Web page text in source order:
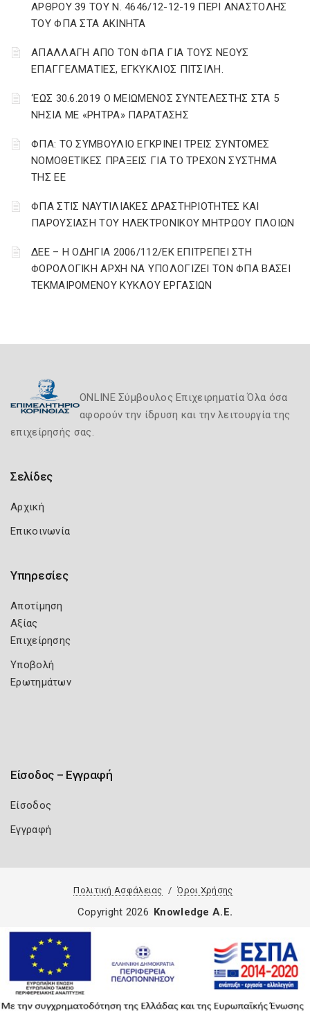
ΑΡΘΡΟΥ 39 ΤΟΥ Ν. 4646/12-12-19 ΠΕΡΙ ΑΝΑΣΤΟΛΗΣ
ΤΟΥ ΦΠΑ ΣΤΑ ΑΚΙΝΗΤΑ
ΑΠΑΛΛΑΓΗ ΑΠΟ ΤΟΝ ΦΠΑ ΓΙΑ ΤΟΥΣ ΝΕΟΥΣ
ΕΠΑΓΓΕΛΜΑΤΙΕΣ, ΕΓΚΥΚΛΙΟΣ ΠΙΤΣΙΛΗ.
‘ΕΩΣ 30.6.2019 Ο ΜΕΙΩΜΕΝΟΣ ΣΥΝΤΕΛΕΣΤΗΣ ΣΤΑ 5
ΝΗΣΙΑ ΜΕ «ΡΗΤΡΑ» ΠΑΡΑΤΑΣΗΣ
ΦΠΑ: ΤΟ ΣΥΜΒΟΥΛΙΟ ΕΓΚΡΙΝΕΙ ΤΡΕΙΣ ΣΥΝΤΟΜΕΣ
ΝΟΜΟΘΕΤΙΚΕΣ ΠΡΑΞΕΙΣ ΓΙΑ ΤΟ ΤΡΕΧΟΝ ΣΥΣΤΗΜΑ
ΤΗΣ ΕΕ
ΦΠΑ ΣΤΙΣ ΝΑΥΤΙΛΙΑΚΕΣ ΔΡΑΣΤΗΡΙΟΤΗΤΕΣ ΚΑΙ
ΠΑΡΟΥΣΙΑΣΗ ΤΟΥ ΗΛΕΚΤΡΟΝΙΚΟΥ ΜΗΤΡΩΟΥ ΠΛΟΙΩΝ
ΔΕΕ – Η ΟΔΗΓΙΑ 2006/112/ΕΚ ΕΠΙΤΡΕΠΕΙ ΣΤΗ
ΦΟΡΟΛΟΓΙΚΗ ΑΡΧΗ ΝΑ ΥΠΟΛΟΓΙΖΕΙ ΤΟΝ ΦΠΑ ΒΑΣΕΙ
ΤΕΚΜΑΙΡΟΜΕΝΟΥ ΚΥΚΛΟΥ ΕΡΓΑΣΙΩΝ
ONLINE Σύμβουλος Επιχειρηματία Όλα όσα
αφορούν την ίδρυση και την λειτουργία της
επιχείρησής σας.
Σελίδες
Αρχική
Επικοινωνία
Υπηρεσίες
Αποτίμηση
Αξίας
Επιχείρησης
Υποβολή
Ερωτημάτων
Είσοδος – Εγγραφή
Είσοδος
Εγγραφή
Πολιτική Ασφάλειας Όροι Χρήσης
Copyright 2026 Knowledge A.E.